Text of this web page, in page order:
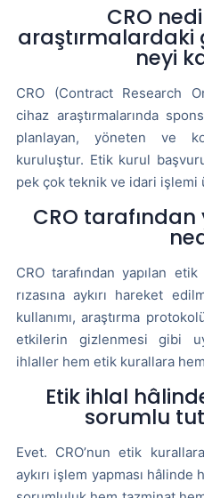
CRO
neyi
CRO (Contract Research
cihaz araştırmalarında
planlayan, yöneten ve
kuruluştur. Etik kurul
pek çok teknik ve idari işlemi
CRO
CRO tarafından yapılan
rızasına aykırı hareket
kullanımı, araştırma
etkilerin gizlenmesi gibi
ihlaller hem etik kurallara hem
Etik ihlal
sorumlu
Evet. CRO’nun etik
aykırı işlem yapması